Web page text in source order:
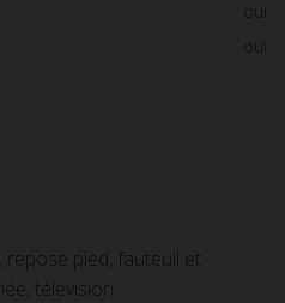
repose pied, fauteuil et
télévision